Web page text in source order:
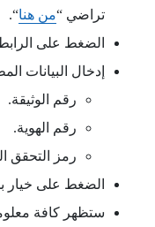
تراضي “من هنا“.
الضغط على
إدخال البيانات
رقم الوثيقة.
رقم الهوية.
رمز التحقق
الضغط على خيار
ستظهر كافة